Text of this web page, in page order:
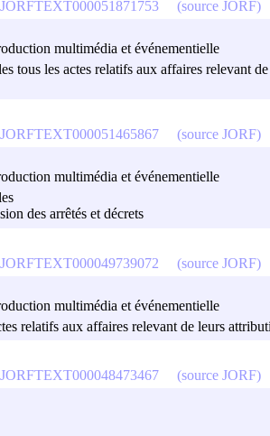
multimédia et événementielle
tous les actes relatifs aux affaires relevant
JORFTEXT000051871753 (source JORF)
multimédia et événementielle
des arrêtés et décrets
JORFTEXT000051465867 (source JORF)
multimédia et événementielle
relatifs aux affaires relevant de leurs
JORFTEXT000049739072 (source JORF)
JORFTEXT000048473467 (source JORF)